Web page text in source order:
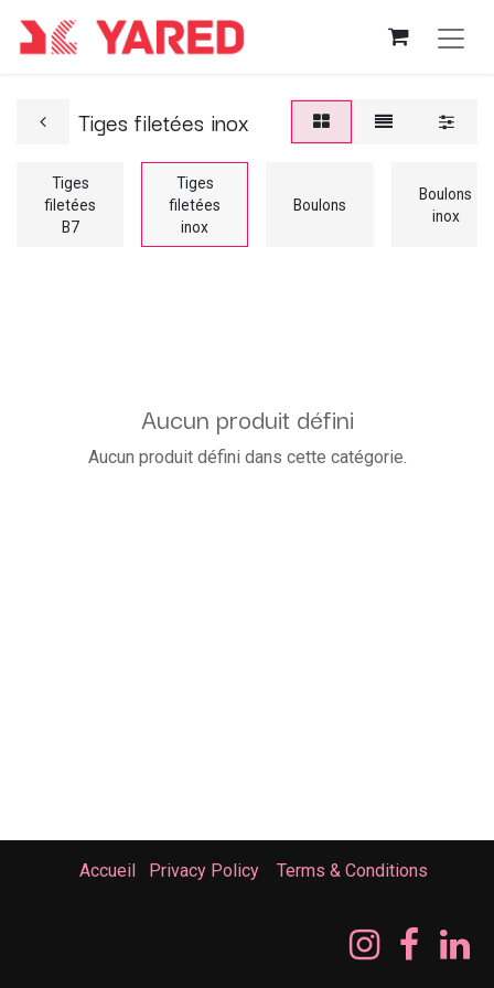
Tiges filetées inox
Tiges
filetées
B7
Tiges
filetées
inox
Boulons
Boulons
inox
Aucun produit défini
Aucun produit défini dans cette catégorie.
Accueil Privacy Policy Terms & Conditions